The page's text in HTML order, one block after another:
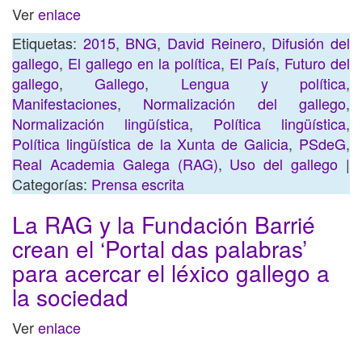
Verenlace
Etiquetas: 2015, BNG, David Reinero, Difusión del
gallego, El gallego en la política, El País, Futuro del
gallego,Gallego, Lengua y política,
Manifestaciones, Normalización del gallego,
Normalización lingüística, Política lingüística,
Política lingüística de la Xunta de Galicia, PSdeG,
Real Academia Galega (RAG), Uso del gallego |
Categorías: Prensa escrita
La RAG y la Fundación Barrié
crean el ‘Portal das palabras’
para acercar el léxico gallego a
la sociedad
Verenlace